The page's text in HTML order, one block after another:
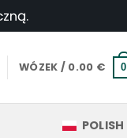
WÓZEK / 0.00 € 0
POLISH